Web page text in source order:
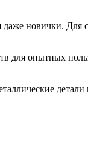
новички.
для опытных